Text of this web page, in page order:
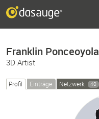
Franklin Ponceoyola
3D Artist
Profil Einträge Netzwerk 40